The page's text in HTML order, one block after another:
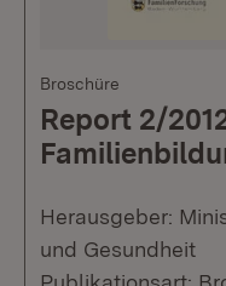
Broschüre
Report 2/
Herausgeber:
und Gesundheit